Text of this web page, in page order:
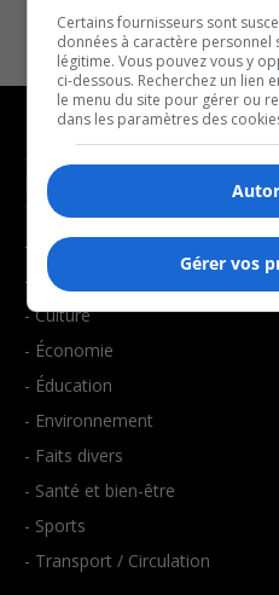
NOUVELLES
- Affaires municipales
- Communauté / Social
- Culture
- Économie
- Éducation
- Environnement
- Faits divers
- Santé et bien-être
- Sports
- Transport / Circulation
Certains fournisseurs sont
données à caractère personnel
légitime. Vous pouvez vous y
ci-dessous. Recherchez un lien
le menu du site pour gérer ou
dans les paramètres des
Gérer vos